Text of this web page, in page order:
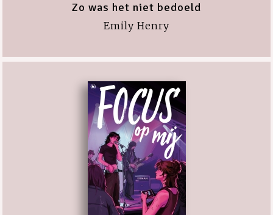
Zo was het niet bedoeld
Emily Henry